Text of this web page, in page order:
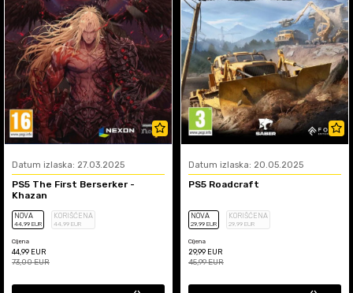
Datum izlaska: 27.03.2025
PS5 The First Berserker -
Khazan
NOVA
44,99 EUR
KORIŠĆENA
44,99 EUR
Cijena
44,99 EUR
73,00EUR
Datum izlaska: 20.05.2025
PS5 Roadcraft
NOVA
29,99 EUR
KORIŠĆENA
29,99 EUR
Cijena
29,99 EUR
45,99EUR